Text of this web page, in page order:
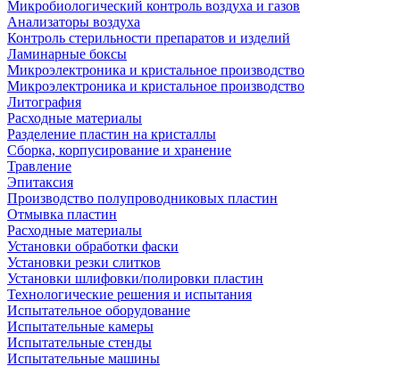
Микробиологический контроль воздуха и газов
Анализаторы воздуха
Контроль стерильности препаратов и изделий
Ламинарные боксы
Микроэлектроника и кристальное производство
Микроэлектроника и кристальное производство
Литография
Расходные материалы
Разделение пластин на кристаллы
Сборка, корпусирование и хранение
Травление
Эпитаксия
Производство полупроводниковых пластин
Отмывка пластин
Расходные материалы
Установки обработки фаски
Установки резки слитков
Установки шлифовки/полировки пластин
Технологические решения и испытания
Испытательное оборудование
Испытательные камеры
Испытательные стенды
Испытательные машины